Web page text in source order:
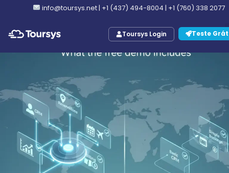
info@toursys.net| +1 (437) 494-8004 | +1 (760) 338 2077
Toursys Login Teste